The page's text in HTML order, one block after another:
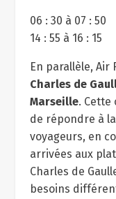
06 : 30 à 07 : 50
14 : 55 à 16 : 15
En parallèle, Air
Charles de
Marseille. Cette
de répondre à
voyageurs, en
arrivées aux
Charles de
besoins